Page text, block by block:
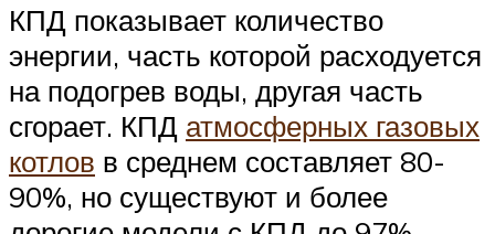
КПД показывает количество
энергии, часть которой расходуется
на подогрев воды, другая часть
сгорает. КПД атмосферных газовых
котлов в среднем составляет 80-
90%, но существуют и более